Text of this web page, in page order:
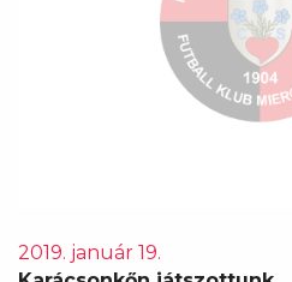
2019. január 19.